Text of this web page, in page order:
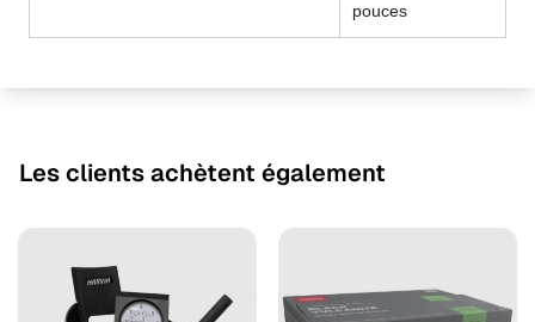
pouces
Les clients achètent également